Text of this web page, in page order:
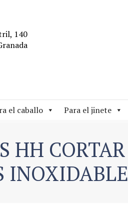
140
el caballo Para el jinete
HH CORTAR
INOXIDABLE